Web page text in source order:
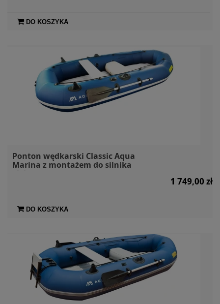
DO KOSZYKA
Ponton wędkarski Classic Aqua
Marina z montażem do silnika
elektrycznego
1 749,00 zł
DO KOSZYKA